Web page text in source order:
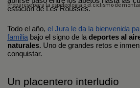
estación de Les Rousses.
Prepárese para la espeleología o el ciclismo de
Todo el año, el Jura le da la bienvenida
familia bajo el signo de la deportes al
naturales. Uno de grandes retos e
conquistar.
Un placentero interludio